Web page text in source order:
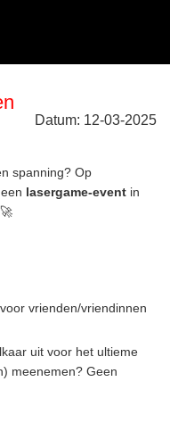
Datum: 12-03-2025
spanning? Op
lasergame-event in
vrienden/vriendinnen
uit voor het ultieme
meenemen? Geen